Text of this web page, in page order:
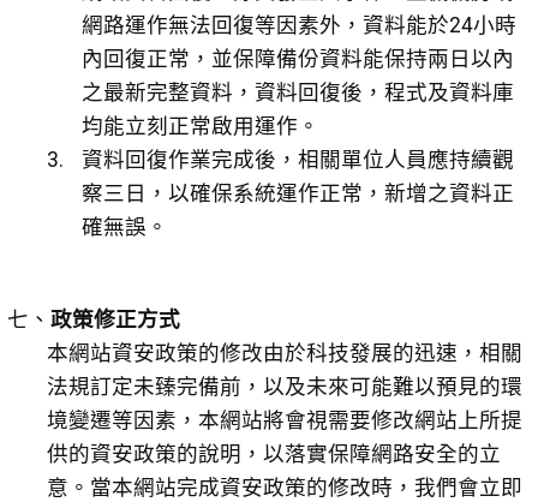
網路運作無法回復等因素外，資料能於24小時
內回復正常，並保障備份資料能保持兩日以內
之最新完整資料，資料回復後，程式及資料庫
均能立刻正常啟用運作。
資料回復作業完成後，相關單位人員應持續觀
察三日，以確保系統運作正常，新增之資料正
確無誤。
七、 政策修正方式
本網站資安政策的修改由於科技發展的迅速，相關
法規訂定未臻完備前，以及未來可能難以預見的環
境變遷等因素，本網站將會視需要修改網站上所提
供的資安政策的說明，以落實保障網路安全的立
意。當本網站完成資安政策的修改時，我們會立即